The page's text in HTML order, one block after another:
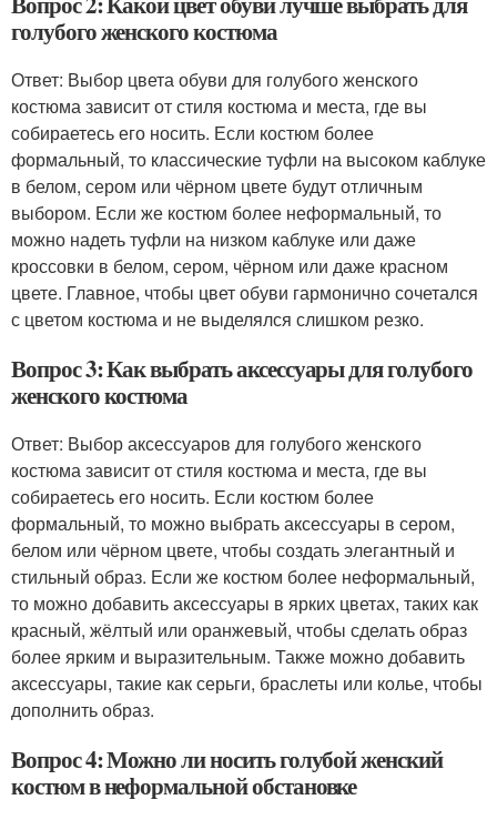
голубого женского костюма
Ответ: Выбор цвета обуви для голубого женского
костюма зависит от стиля костюма и места, где вы
собираетесь его носить. Если костюм более
формальный, то классические туфли на высоком каблуке
в белом, сером или чёрном цвете будут отличным
выбором. Если же костюм более неформальный, то
можно надеть туфли на низком каблуке или даже
кроссовки в белом, сером, чёрном или даже красном
цвете. Главное, чтобы цвет обуви гармонично сочетался
с цветом костюма и не выделялся слишком резко.
Вопрос 3: Как выбрать аксессуары для голубого
женского костюма
Ответ: Выбор аксессуаров для голубого женского
костюма зависит от стиля костюма и места, где вы
собираетесь его носить. Если костюм более
формальный, то можно выбрать аксессуары в сером,
белом или чёрном цвете, чтобы создать элегантный и
стильный образ. Если же костюм более неформальный,
то можно добавить аксессуары в ярких цветах, таких как
красный, жёлтый или оранжевый, чтобы сделать образ
более ярким и выразительным. Также можно добавить
аксессуары, такие как серьги, браслеты или колье, чтобы
дополнить образ.
Вопрос 4: Можно ли носить голубой женский
костюм в неформальной обстановке